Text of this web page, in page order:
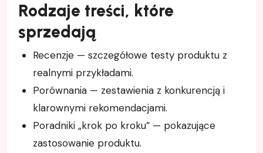
Rodzaje treści, które
sprzedają
Recenzje — szczegółowe testy produktu z
realnymi przykładami.
Porównania — zestawienia z konkurencją i
klarownymi rekomendacjami.
Poradniki „krok po kroku” — pokazujące
zastosowanie produktu.